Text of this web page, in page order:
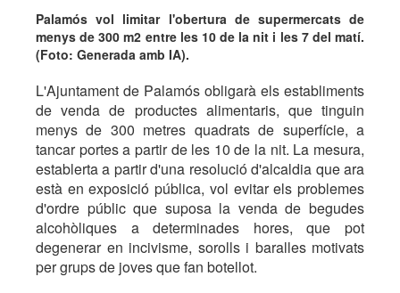
Palamós vol limitar l'obertura de supermercats de
menys de 300 m2 entre les 10 de la nit i les 7 del matí.
(Foto: Generada amb IA).
L'Ajuntament de Palamós obligarà els establiments
de venda de productes alimentaris, que tinguin
menys de 300 metres quadrats de superfície, a
tancar portes a partir de les 10 de la nit. La mesura,
establerta a partir d'una resolució d'alcaldia que ara
està en exposició pública, vol evitar els problemes
d'ordre públic que suposa la venda de begudes
alcohòliques a determinades hores, que pot
degenerar en incivisme, sorolls i baralles motivats
per grups de joves que fan botellot.